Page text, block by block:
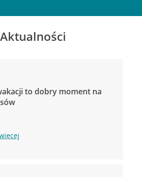
Aktualności
to dobry moment na